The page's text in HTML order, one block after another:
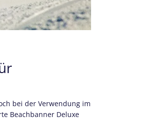
bei der Verwendung im
Beachbanner Deluxe